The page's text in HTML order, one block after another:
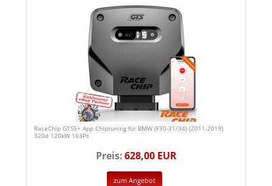
RaceChip GTS5+ App Chiptuning für BMW (F30-31/34) (2011-2019)
320d 120kW 163Ps
Preis:628,00 EUR
zum Angebot